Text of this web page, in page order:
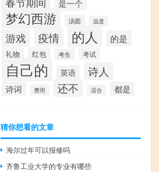
是一个
梦幻西游 汤圆 温度
游戏 疫情 的人 的是
礼物 红包 考生 考试
自己的 英语 诗人
诗词 费用 还不 适合 都是
猜你想看的文章
海尔过年可以报修吗
齐鲁工业大学的专业有哪些